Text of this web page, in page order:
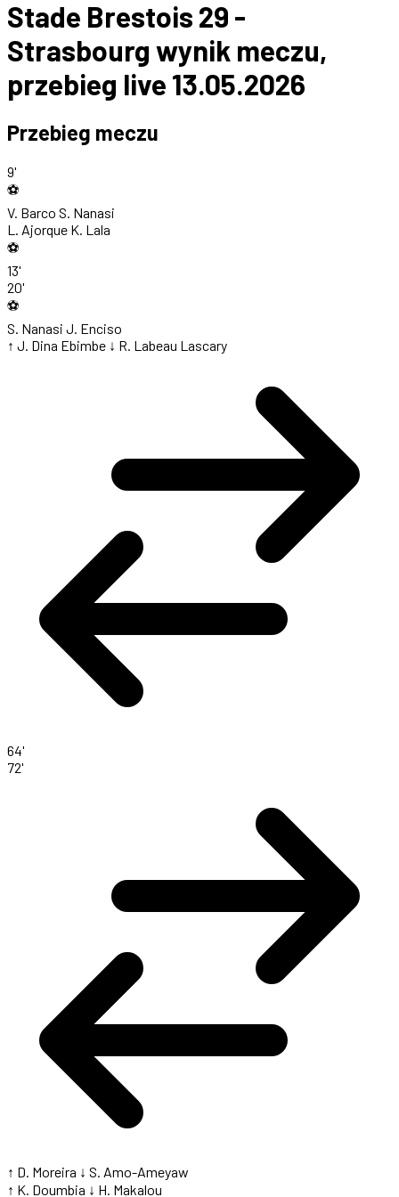
Stade Brestois 29 -
Strasbourg wynik meczu,
przebieg live 13.05.2026
Przebieg meczu
9'
⚽
V. Barco S. Nanasi
L. Ajorque K. Lala
⚽
13'
20'
⚽
S. Nanasi J. Enciso
↑ J. Dina Ebimbe ↓ R. Labeau Lascary
64'
72'
↑ D. Moreira ↓ S. Amo-Ameyaw
↑ K. Doumbia ↓ H. Makalou